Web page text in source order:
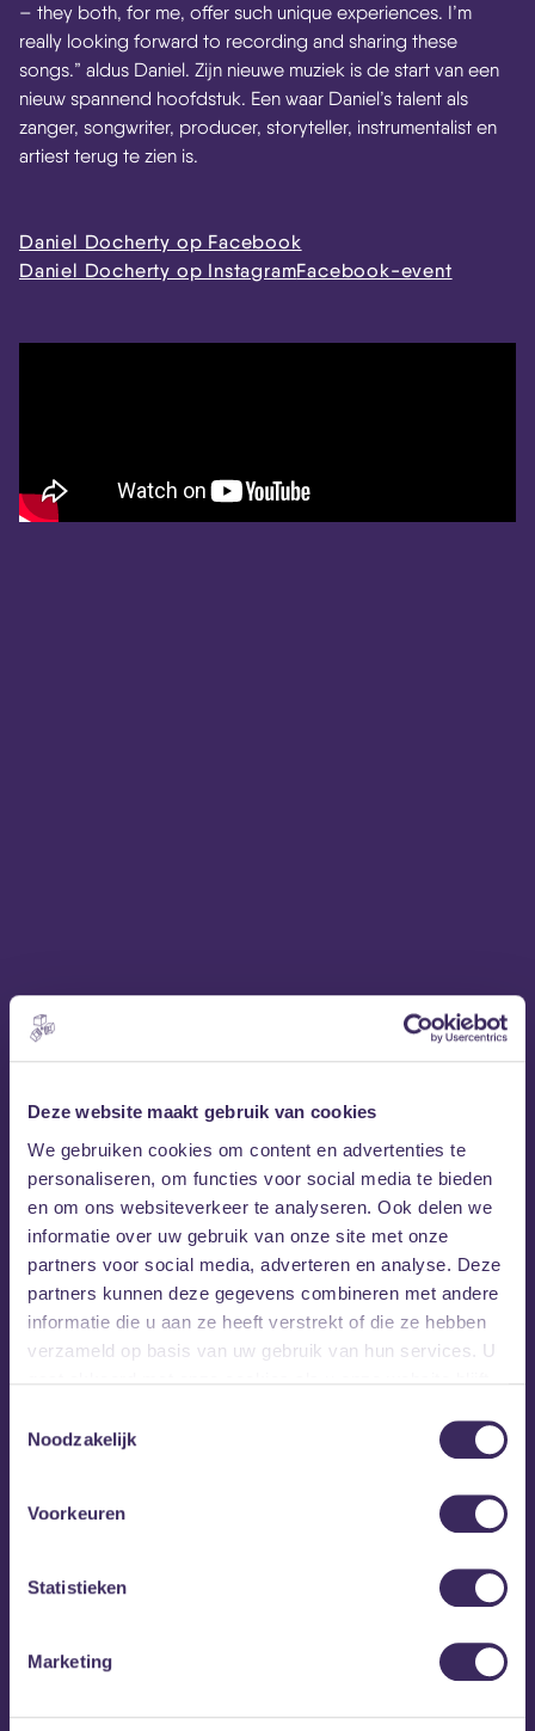
Deze website maakt gebruik van cookies
We gebruiken cookies om content en advertenties te
personaliseren, om functies voor social media te bieden
en om ons websiteverkeer te analyseren. Ook delen we
informatie over uw gebruik van onze site met onze
partners voor social media, adverteren en analyse. Deze
partners kunnen deze gegevens combineren met andere
informatie die u aan ze heeft verstrekt of die ze hebben
verzameld op basis van uw gebruik van hun services. U
Noodzakelijk
Voorkeuren
Statistieken
Marketing
– they both, for me, offer such unique experiences. I’m
really looking forward to recording and sharing these
songs.” aldus Daniel. Zijn nieuwe muziek is de start van een
nieuw spannend hoofdstuk. Een waar Daniel’s talent als
zanger, songwriter, producer, storyteller, instrumentalist en
artiest terug te zien is.
Daniel Docherty op Facebook
Daniel Docherty op InstagramFacebook-event
Kelsey Hughen
Kelsey Hughenis een singer-songwriter uit Texas en
haar muziek omvat verschillende genres. Na haar studie
verhuisde ze naar New York, waar ze zich direct thuis
voelde als artiest en regelmatig optrad in de
Rockwood Music Hall. In haar debuut-EP vertellen de
nummers grillige verhalen, verweven met filmische
melodieën, die luisteraars meenemen naar een
dromerige wereld met haar unieke geluid en heldere
Momenteel werkt Kelsey aan haar tweede EP, die in